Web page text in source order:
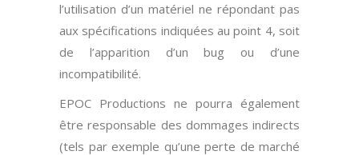
l’utilisation d’un matériel ne répondant pas
aux spécifications indiquées au point 4, soit
de l’apparition d’un bug ou d’une
incompatibilité.
EPOC Productions ne pourra également
être responsable des dommages indirects
(tels par exemple qu’une perte de marché